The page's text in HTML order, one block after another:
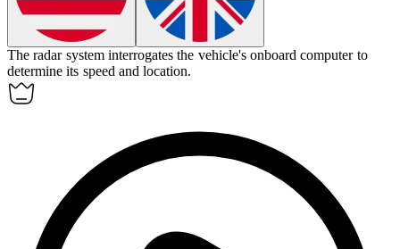
The radar system interrogates the vehicle's onboard computer to
determine its speed and location.